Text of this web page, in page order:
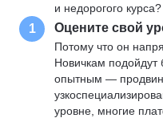
и недорогого курса?
1 Оцените свой
Потому что он
Новичкам
опытным —
уровне, многие